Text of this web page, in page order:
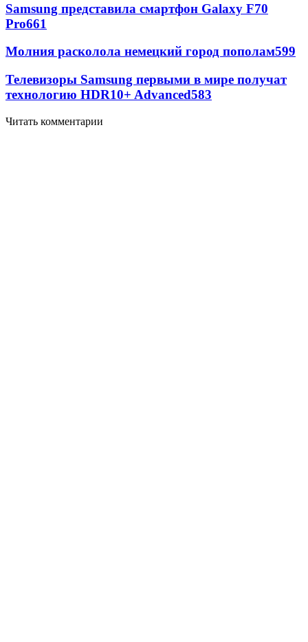
Samsung представила смартфон Galaxy F70
Pro661
Молния расколола немецкий город пополам599
Телевизоры Samsung первыми в мире получат
технологию HDR10+ Advanced583
Читать комментарии